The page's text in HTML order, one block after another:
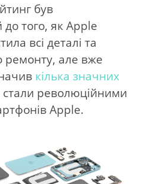
був
того, як Apple
всі деталі та
ремонту, але вже
кілька значних
революційними
Apple.